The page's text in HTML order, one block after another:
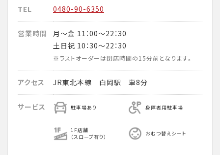
TEL 0480-90-6350
営業時間
月～金 11：00～22：30
土日祝 10：30～22：30
※ラストオーダーは閉店時間の15分前となります。
アクセス JR東北本線 白岡駅 車8分
サービス 駐車場あり 身障者用駐車場
1F店舗
（スロープ有り）
おむつ替えシート